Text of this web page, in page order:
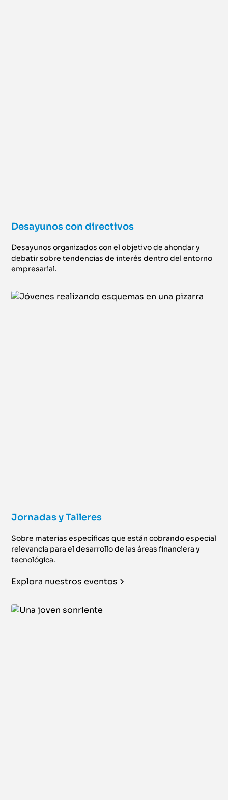
Desayunos con directivos
Desayunos organizados con el objetivo de ahondar y
debatir sobre tendencias de interés dentro del entorno
empresarial.
Jornadas y Talleres
Sobre materias específicas que están cobrando especial
relevancia para el desarrollo de las áreas financiera y
tecnológica.
Explora nuestros eventos